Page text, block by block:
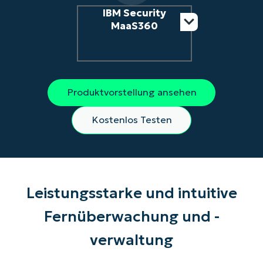
IBM Security
MaaS360
Produktvorstellung ansehen
Kostenlos Testen
Leistungsstarke und intuitive
Fernüberwachung und -
verwaltung